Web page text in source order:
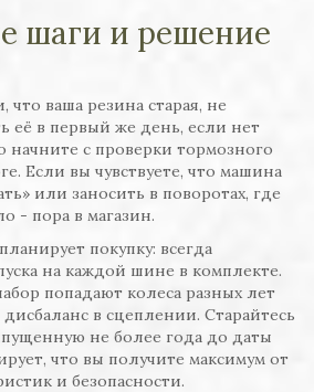
шаги и решение
ваша резина старая, не
её в первый же день, если нет
начните с проверки тормозного
Если вы чувствуете, что машина
или заносить в поворотах, где
- пора в магазин.
покупку: всегда
на каждой шине в комплекте.
попадают колеса разных лет
дисбаланс в сцеплении. Старайтесь
не более года до даты
что вы получите максимум от
и безопасности.